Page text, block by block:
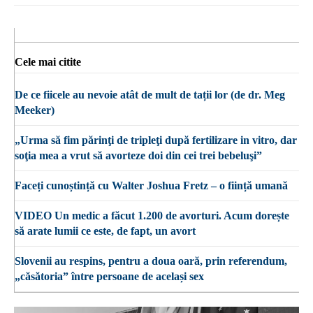
Cele mai citite
De ce fiicele au nevoie atât de mult de tații lor (de dr. Meg
Meeker)
„Urma să fim părinţi de tripleţi după fertilizare in vitro, dar
soţia mea a vrut să avorteze doi din cei trei bebeluşi”
Faceți cunoștință cu Walter Joshua Fretz – o ființă umană
VIDEO Un medic a făcut 1.200 de avorturi. Acum dorește
să arate lumii ce este, de fapt, un avort
Slovenii au respins, pentru a doua oară, prin referendum,
„căsătoria” între persoane de același sex